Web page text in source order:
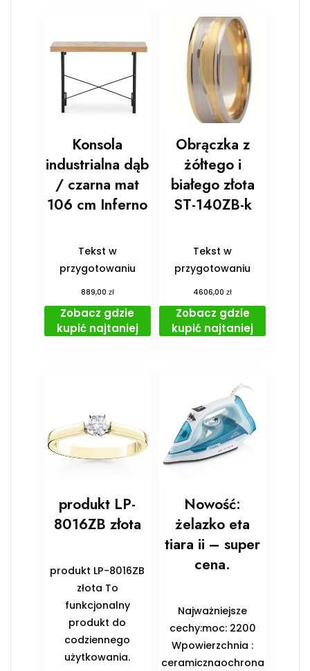
Konsola
industrialna dąb
/ czarna mat
106 cm Inferno
Tekst w
przygotowaniu
889,00 zł
Zobacz gdzie
kupić najtaniej
Obrączka z
żółtego i
białego złota
ST-140ZB-k
Tekst w
przygotowaniu
4606,00zł
Zobacz gdzie
kupić najtaniej
produkt LP-
8016ZB złota
produkt LP-8016ZB
złota To
funkcjonalny
produkt do
codziennego
użytkowania.
Nowość:
żelazko eta
tiara ii – super
cena.
Najważniejsze
cechy:moc: 2200
Wpowierzchnia :
ceramicznaochrona